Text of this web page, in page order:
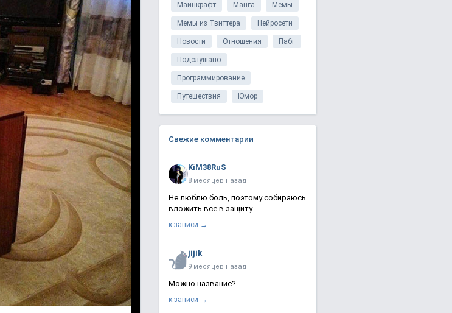
Майнкрафт Манга Мемы
Мемы из Твиттера Нейросети
Новости Отношения Пабг
Подслушано
Программирование
Путешествия Юмор
Свежие комментарии
KiM38RuS
8 месяцев назад
Не люблю боль, поэтому собираюсь
вложить всё в защиту
к записи →
jijik
9 месяцев назад
Можно название?
к записи →